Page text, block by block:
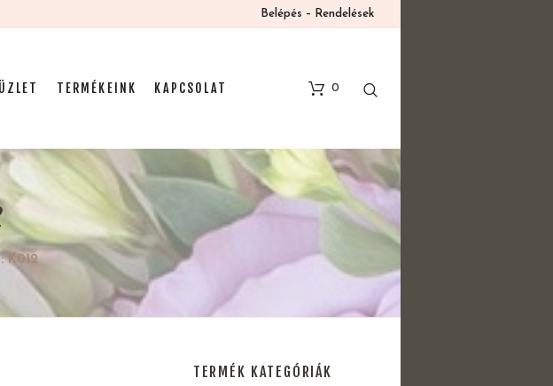
Belépés – Rendelések
0
TERMÉKEINK KAPCSOLAT
K012
TERMÉK KATEGÓRIÁK